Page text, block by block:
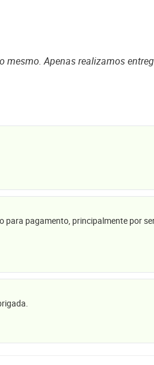
Apenas realizamos
pagamento, principalmente por